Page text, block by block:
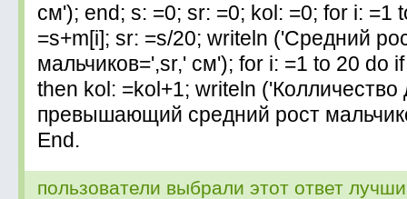
см'); end; s: =0; sr: =0; kol: =0; for i: =1
=s+m[i]; sr: =s/20; writeln ('Средний
мальчиков=',sr,' см'); for i: =1 to 20 do
then kol: =kol+1; writeln ('Колличество
превышающий средний рост
End.
пользователи выбрали этот ответ